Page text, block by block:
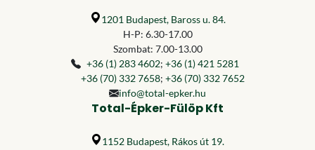
1201 Budapest, Baross u. 84.
H-P: 6.30-17.00
Szombat: 7.00-13.00
+36 (1) 283 4602; +36 (1) 421 5281
+36 (70) 332 7658; +36 (70) 332 7652
info@total-epker.hu
Total-Épker-Fülöp Kft
1152 Budapest, Rákos út 19.